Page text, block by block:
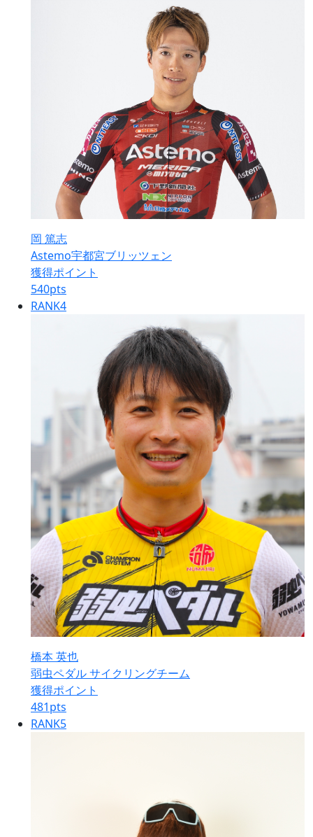
岡 篤志
Astemo宇都宮ブリッツェン
獲得ポイント
540pts
RANK4
橋本 英也
弱虫ペダル サイクリングチーム
獲得ポイント
481pts
RANK5